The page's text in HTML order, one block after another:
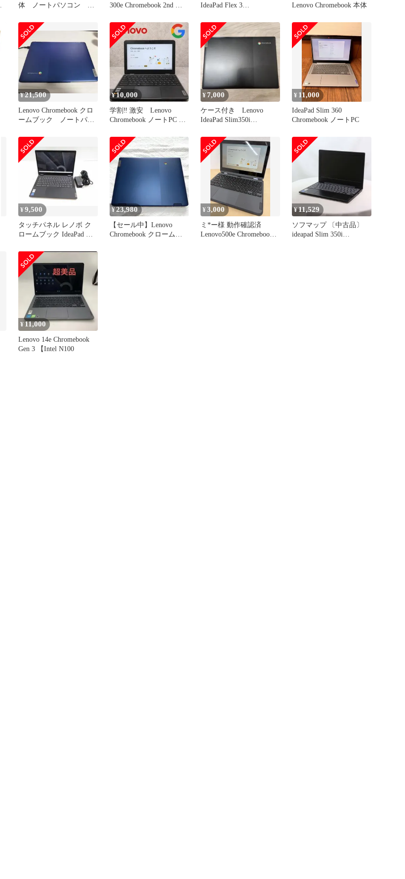
体 ノートパソコン ノ
300e Chromebook 2nd 本
IdeaPad Flex 3
Lenovo Chromebook 本体
¥21,500
Lenovo Chromebook クロ
ームブック ノートパソ
¥10,000
学割‼️ 激安 Lenovo
Chromebook ノートPC パ
¥7,000
ケース付き Lenovo
IdeaPad Slim350i
¥ 11,000
IdeaPad Slim 360
Chromebook ノートPC
¥9,500
タッチパネル レノボ ク
ロームブック IdeaPad ノ
¥23,980
【セール中】Lenovo
Chromebook クロームブ
¥3,000
ミ*ー様 動作確認済
Lenovo500e Chromebook
¥11,529
ソフマップ 〔中古品〕
ideapad Slim 350i
¥11,000
Lenovo 14e Chromebook
Gen 3 【Intel N100